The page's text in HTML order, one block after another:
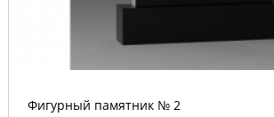
Фигурный памятник № 2